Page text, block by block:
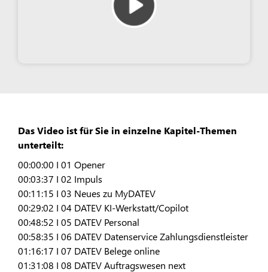
Das Video ist für Sie in einzelne Kapitel-Themen
unterteilt:
00:00:00 I 01 Opener
00:03:37 I 02 Impuls
00:11:15 I 03 Neues zu MyDATEV
00:29:02 I 04 DATEV KI-Werkstatt/Copilot
00:48:52 I 05 DATEV Personal
00:58:35 I 06 DATEV Datenservice Zahlungsdienstleister
01:16:17 I 07 DATEV Belege online
01:31:08 I 08 DATEV Auftragswesen next